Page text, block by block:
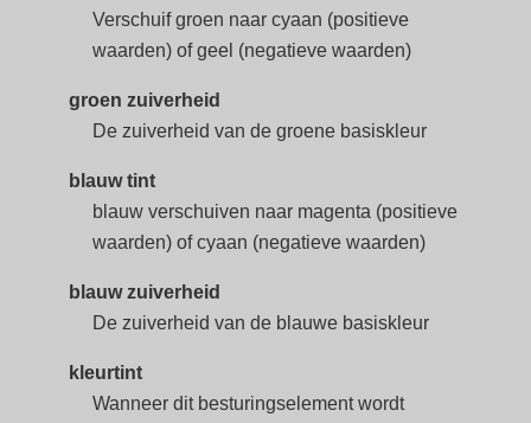
Verschuif groen naar cyaan (positieve
waarden) of geel (negatieve waarden)
groen zuiverheid
De zuiverheid van de groene basiskleur
blauw tint
blauw verschuiven naar magenta (positieve
waarden) of cyaan (negatieve waarden)
blauw zuiverheid
De zuiverheid van de blauwe basiskleur
kleurtint
Wanneer dit besturingselement wordt